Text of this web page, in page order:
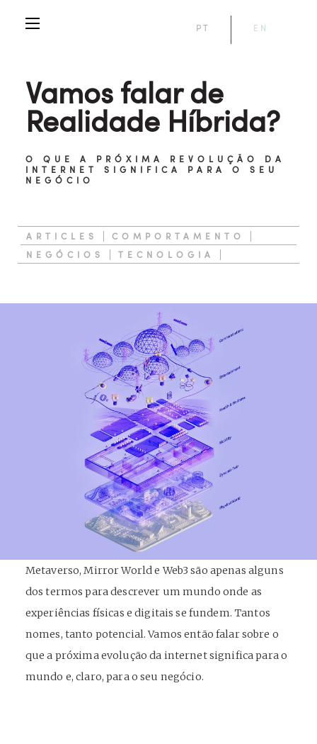
PT EN
Vamos falar de
Realidade Híbrida?
O QUE A PRÓXIMA REVOLUÇÃO DA
INTERNET SIGNIFICA PARA O SEU
NEGÓCIO
ARTICLES
COMPORTAMENTO
NEGÓCIOS
TECNOLOGIA
Metaverso, Mirror World e Web3 são apenas alguns
dos termos para descrever um mundo onde as
experiências físicas e digitais se fundem. Tantos
nomes, tanto potencial. Vamos então falar sobre o
que a próxima evolução da internet significa para o
mundo e, claro, para o seu negócio.